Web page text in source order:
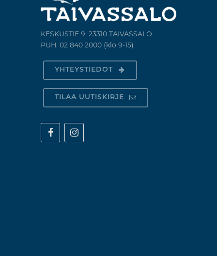
KESKUSTIE 9, 23310 TAIVASSALO
PUH. 02 840 2000 (klo 9-15)
YHTEYSTIEDOT
TILAA UUTISKIRJE